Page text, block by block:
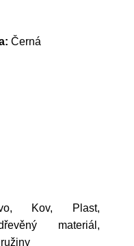
Černá
Kov, Plast,
materiál,